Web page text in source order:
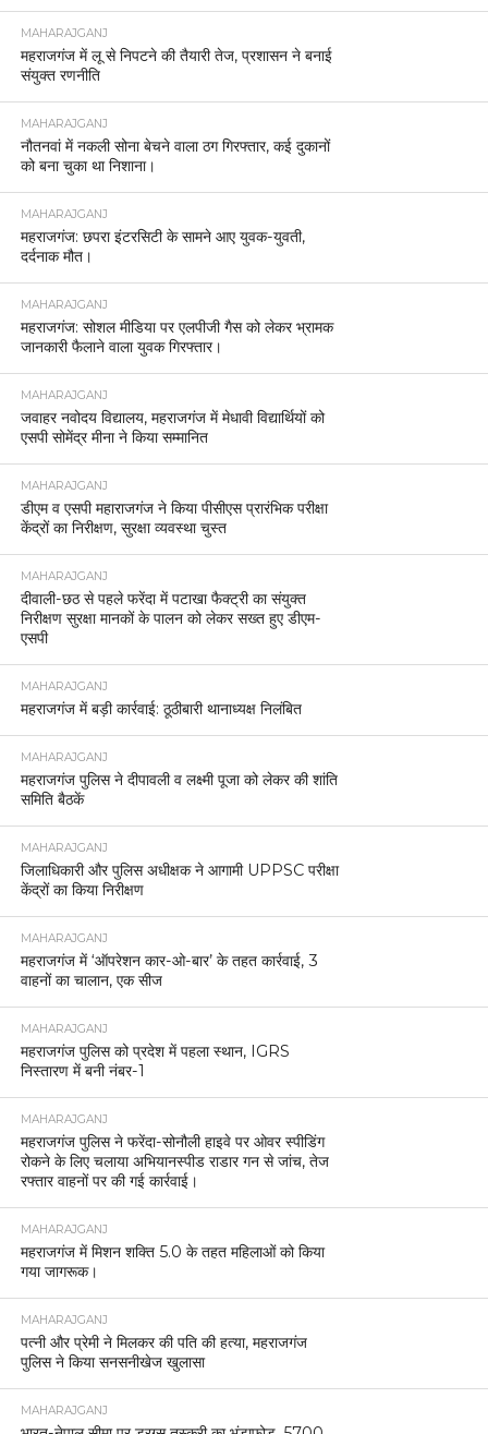
MAHARAJGANJ
महराजगंज में लू से निपटने की तैयारी तेज, प्रशासन ने बनाई
संयुक्त रणनीति
MAHARAJGANJ
नौतनवां में नकली सोना बेचने वाला ठग गिरफ्तार, कई दुकानों
को बना चुका था निशाना।
MAHARAJGANJ
महराजगंज: छपरा इंटरसिटी के सामने आए युवक-युवती,
दर्दनाक मौत।
MAHARAJGANJ
महराजगंज: सोशल मीडिया पर एलपीजी गैस को लेकर भ्रामक
जानकारी फैलाने वाला युवक गिरफ्तार।
MAHARAJGANJ
जवाहर नवोदय विद्यालय, महराजगंज में मेधावी विद्यार्थियों को
एसपी सोमेंद्र मीना ने किया सम्मानित
MAHARAJGANJ
डीएम व एसपी महाराजगंज ने किया पीसीएस प्रारंभिक परीक्षा
केंद्रों का निरीक्षण, सुरक्षा व्यवस्था चुस्त
MAHARAJGANJ
दीवाली-छठ से पहले फरेंदा में पटाखा फैक्ट्री का संयुक्त
निरीक्षण सुरक्षा मानकों के पालन को लेकर सख्त हुए डीएम-
एसपी
MAHARAJGANJ
महराजगंज में बड़ी कार्रवाई: ठूठीबारी थानाध्यक्ष निलंबित
MAHARAJGANJ
महराजगंज पुलिस ने दीपावली व लक्ष्मी पूजा को लेकर की शांति
समिति बैठकें
MAHARAJGANJ
जिलाधिकारी और पुलिस अधीक्षक ने आगामी UPPSC परीक्षा
केंद्रों का किया निरीक्षण
MAHARAJGANJ
महराजगंज में ‘ऑपरेशन कार-ओ-बार’ के तहत कार्रवाई, 3
वाहनों का चालान, एक सीज
MAHARAJGANJ
महराजगंज पुलिस को प्रदेश में पहला स्थान, IGRS
निस्तारण में बनी नंबर-1
MAHARAJGANJ
महराजगंज पुलिस ने फरेंदा-सोनौली हाइवे पर ओवर स्पीडिंग
रोकने के लिए चलाया अभियानस्पीड राडार गन से जांच, तेज
रफ्तार वाहनों पर की गई कार्रवाई।
MAHARAJGANJ
महराजगंज में मिशन शक्ति 5.0 के तहत महिलाओं को किया
गया जागरूक।
MAHARAJGANJ
पत्नी और प्रेमी ने मिलकर की पति की हत्या, महराजगंज
पुलिस ने किया सनसनीखेज खुलासा
MAHARAJGANJ